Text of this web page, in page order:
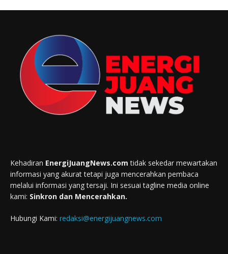
Kehadiran EnergiJuangNews.com tidak sekedar mewartakan
informasi yang akurat tetapi juga mencerahkan pembaca
melalui informasi yang tersaji. Ini sesuai tagline media online
kami: Sinkron dan Mencerahkan.
Hubungi Kami: redaksi@energijuangnews.com